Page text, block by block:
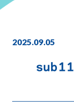
sub11
2025.09.05